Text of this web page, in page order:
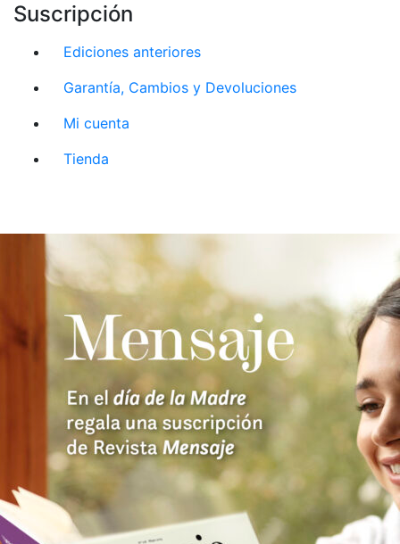
Suscripción
Ediciones anteriores
Garantía, Cambios y Devoluciones
Mi cuenta
Tienda